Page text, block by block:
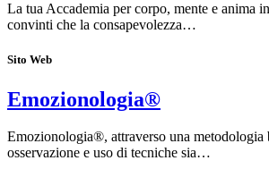
La tua Accademia per corpo, mente e anima
convinti che la consapevolezza…
Sito Web
Emozionologia®
Emozionologia®, attraverso una metodologia
osservazione e uso di tecniche sia…